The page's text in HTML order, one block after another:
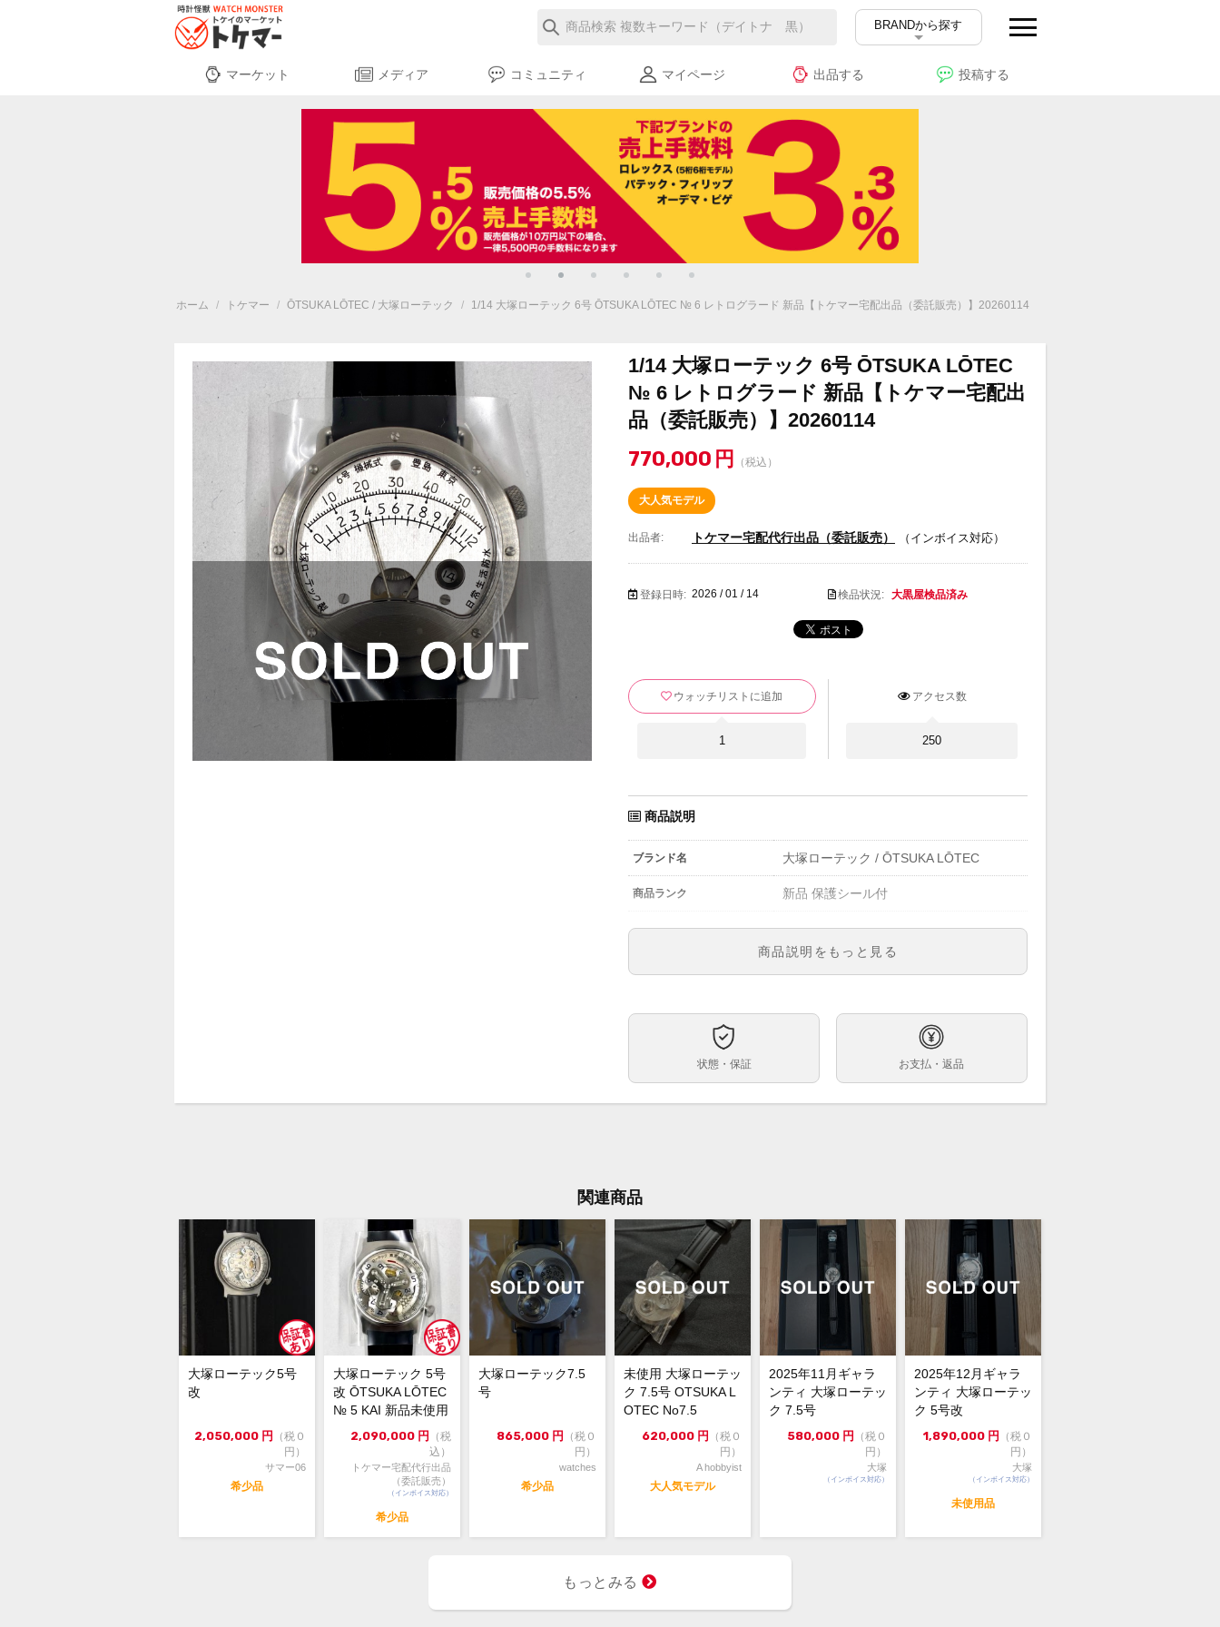
BRANDから探す
マーケット メディア コミュニティ マイページ 出品する 投稿する
ホーム / トケマー / ŌTSUKA LŌTEC / 大塚ローテック / 1/14 大塚ローテック 6号 ŌTSUKA LŌTEC № 6 レトログラード 新品【トケマー宅配出品（委託販売）】20260114
1/14 大塚ローテック 6号 ŌTSUKA LŌTEC
№ 6 レトログラード 新品【トケマー宅配出
品（委託販売）】20260114
770,000 円 （税込）
大人気モデル
出品者: トケマー宅配代行出品（委託販売） （インボイス対応）
登録日時: 2026 / 01 / 14 検品状況: 大黒屋検品済み
アクセス数
250
ウォッチリストに追加
1
商品説明
ブランド名 大塚ローテック / ŌTSUKA LŌTEC
商品ランク 新品 保護シール付
参考定価 -
ムーブメント
ケースサイズ 42.6mm
付属品
箱・保証書（2025年10月）説明書・クロ
状態
大塚ローテックの同軸2針レトログラード
6号です。
保護シールが貼られたままの新品です。
コメント
・通信販売限定商品の為、実物確認や店舗
へのお取寄せは出来かねます。
・価格交渉やお問合せは『出品者に質問す
る』よりお願い致します。
・価格交渉の際は必ずご希望金額をご提示
ください（非常識と思われる価格提示はご
・専用出品・取置は出来かねます。先着順
商品説明をもっと見る
状態・保証 お支払・返品
関連商品
大塚ローテック5号
改
2,050,000 円
（税０
円）
サマー06
希少品
大塚ローテック 5号
改 ŌTSUKA LŌTEC
№ 5 KAI 新品未使用
20...
2,090,000 円
（税
込）
トケマー宅配代行出品
（委託販売）
（インボイス対応）
希少品
大塚ローテック7.5
号
865,000 円
（税０
円）
watches
希少品
未使用 大塚ローテッ
ク 7.5号 OTSUKA L
OTEC No7.5
620,000 円
（税０
円）
A hobbyist
大人気モデル
2025年11月ギャラ
ンティ 大塚ローテッ
ク 7.5号
580,000 円
（税０
円）
大塚
（インボイス対応）
2025年12月ギャラ
ンティ 大塚ローテッ
ク 5号改
1,890,000 円
（税０
円）
大塚
（インボイス対応）
未使用品
もっとみる